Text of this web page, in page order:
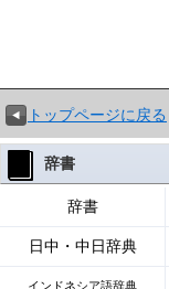
トップページに戻る
辞書
辞書
日中・中日辞典
インドネシア語辞典